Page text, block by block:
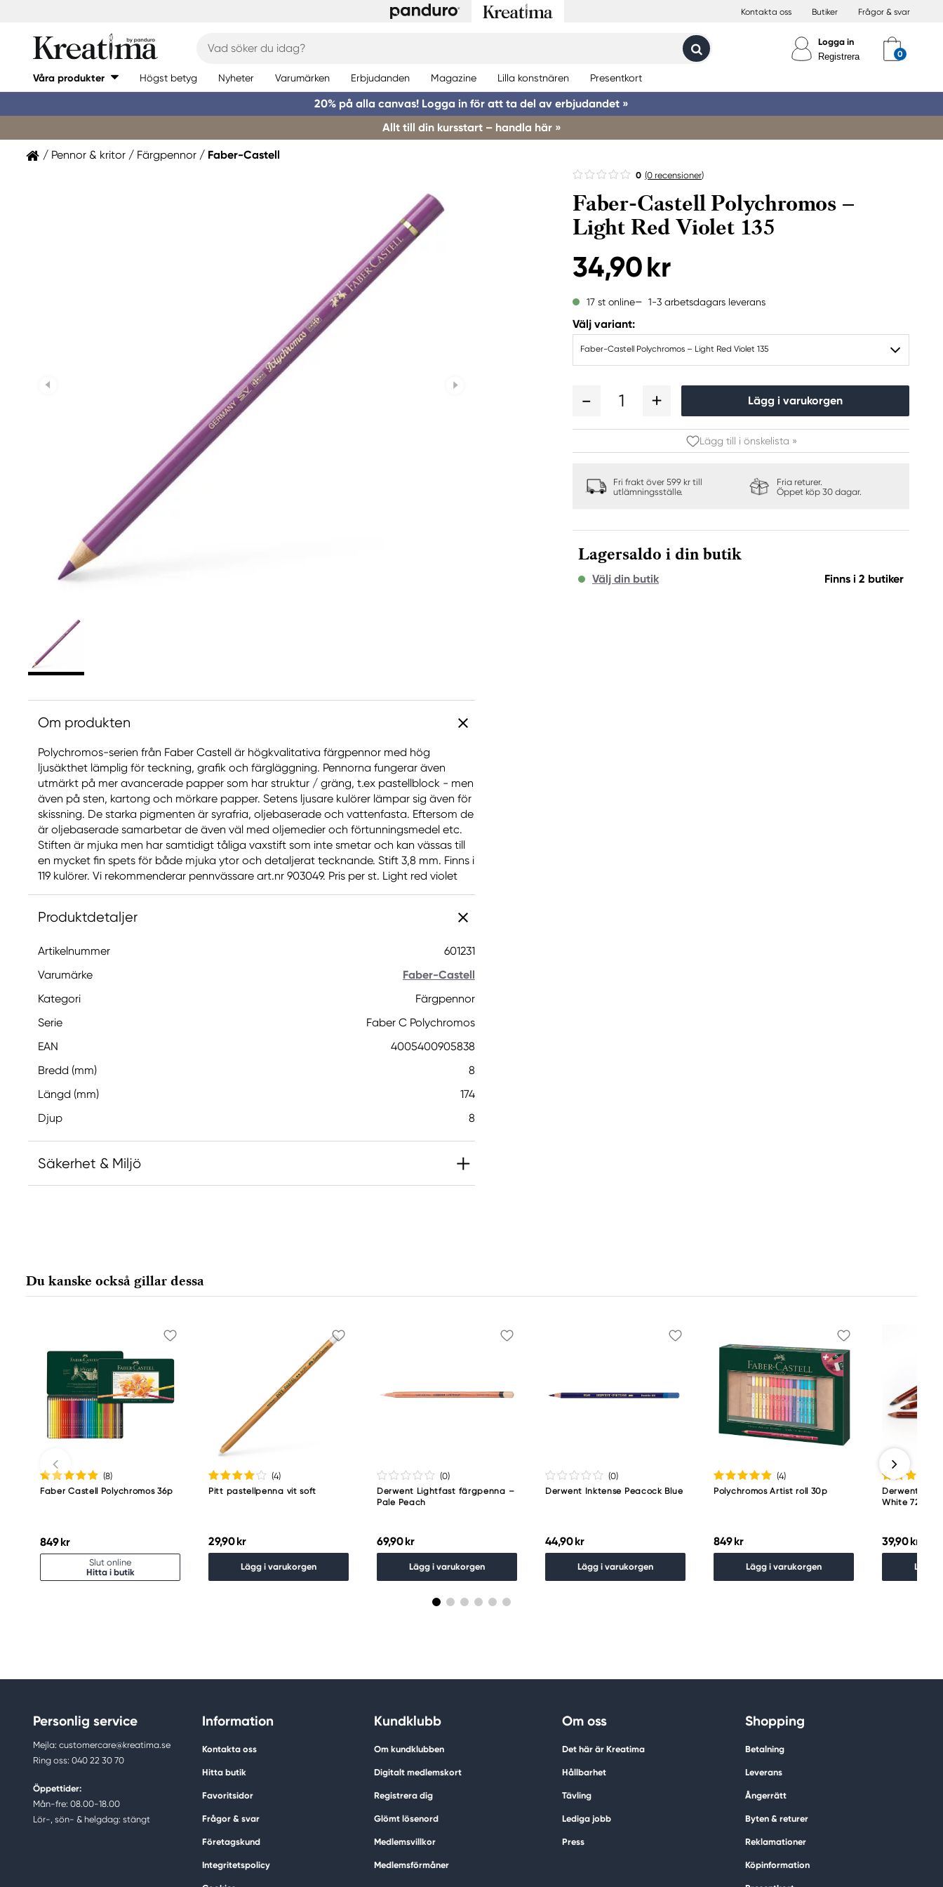
Kontakta oss Butiker Frågor & svar
Logga in
Registrera
Våra produkter Högst betyg Nyheter Varumärken Erbjudanden Magazine Lilla konstnären Presentkort
20% på alla canvas! Logga in för att ta del av erbjudandet »
Allt till din kursstart – handla här »
Pennor & kritor Färgpennor Faber-Castell
0 (0 recensioner)
Faber-Castell Polychromos –
Light Red Violet 135
34,90 kr
17 st online 1-3 arbetsdagars leverans
Välj variant:
Faber-Castell Polychromos – Light Red Violet 135
1 Lägg i varukorgen
Lägg till i önskelista »
Fri frakt över 599 kr till
utlämningsställe.
Fria returer.
Öppet köp 30 dagar.
Lagersaldo i din butik
Välj din butik Finns i 2 butiker
Om produkten
Polychromos-serien från Faber Castell är högkvalitativa färgpennor med hög
ljusäkthet lämplig för teckning, grafik och färgläggning. Pennorna fungerar även
utmärkt på mer avancerade papper som har struktur / gräng, t.ex pastellblock - men
även på sten, kartong och mörkare papper. Setens ljusare kulörer lämpar sig även för
skissning. De starka pigmenten är syrafria, oljebaserade och vattenfasta. Eftersom de
är oljebaserade samarbetar de även väl med oljemedier och förtunningsmedel etc.
Stiften är mjuka men har samtidigt tåliga vaxstift som inte smetar och kan vässas till
en mycket fin spets för både mjuka ytor och detaljerat tecknande. Stift 3,8 mm. Finns i
119 kulörer. Vi rekommenderar pennvässare art.nr 903049. Pris per st. Light red violet
Produktdetaljer
Artikelnummer
601231
Varumärke
Faber-Castell
Kategori
Färgpennor
Serie
Faber C Polychromos
EAN
4005400905838
Bredd (mm)
8
Längd (mm)
174
Djup
8
Säkerhet & Miljö
90546 Stein, Germany
info@Faber-Castell.de
Du kanske också gillar dessa
(8)
Faber Castell Polychromos 36p
849 kr
Slut online
Hitta i butik
(4)
Pitt pastellpenna vit soft
29,90 kr
Lägg i varukorgen
(0)
Derwent Lightfast färgpenna –
Pale Peach
69,90 kr
Lägg i varukorgen
(0)
Derwent Inktense Peacock Blue
44,90 kr
Lägg i varukorgen
(4)
Polychromos Artist roll 30p
849 kr
Lägg i varukorgen
Derwent
White 7200
39,90 kr
Lägg i
Personlig service
Mejla: customercare@kreatima.se
Ring oss: 040 22 30 70
Öppettider:
Mån-fre: 08.00-18.00
Lör-, sön- & helgdag: stängt
Information
Kontakta oss
Hitta butik
Favoritsidor
Frågor & svar
Företagskund
Integritetspolicy
Kundklubb
Om kundklubben
Digitalt medlemskort
Registrera dig
Glömt lösenord
Medlemsvillkor
Medlemsförmåner
Om oss
Det här är Kreatima
Hållbarhet
Tävling
Lediga jobb
Press
Shopping
Betalning
Leverans
Ångerrätt
Byten & returer
Reklamationer
Köpinformation